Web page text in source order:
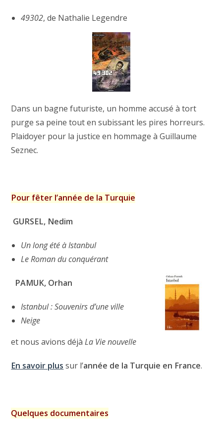
49302, de Nathalie Legendre
Dans un bagne futuriste, un homme accusé à tort
purge sa peine tout en subissant les pires horreurs.
Plaidoyer pour la justice en hommage à Guillaume
Seznec.
Pour fêter l’année de la Turquie
GURSEL, Nedim
Un long été à Istanbul
Le Roman du conquérant
PAMUK, Orhan
Istanbul : Souvenirs d’une ville
Neige
et nous avions déjàLa Vie nouvelle
En savoir plus sur l’année de la Turquie en France.
Quelques documentaires